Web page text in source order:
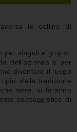
le colline di
per singoli e gruppi.
dell'azienda o per
diventare il luogo
della tradizione
terre, vi faranno
paesaggistico di